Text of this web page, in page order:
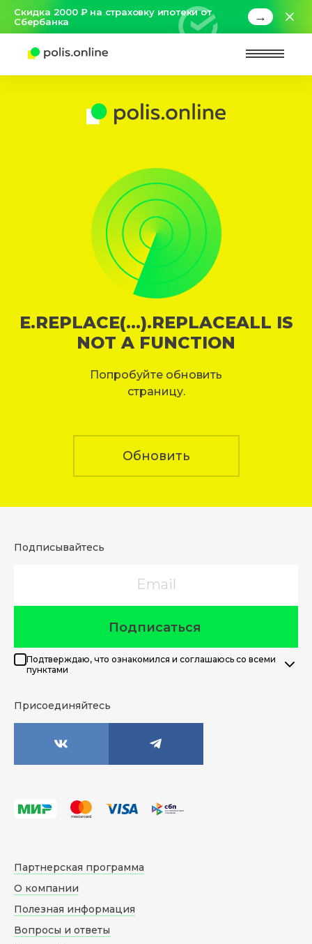
Скидка 2000 ₽ на страховку ипотеки от
Сбербанка
→
E.REPLACE(...).REPLACEALL IS
NOT A FUNCTION
Попробуйте обновить
страницу.
Обновить
Подписывайтесь
Подписаться
Подтверждаю, что ознакомился и соглашаюсь со всеми
пунктами
Присоединяйтесь
Партнерская программа
О компании
Полезная информация
Вопросы и ответы